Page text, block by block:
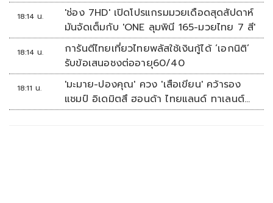
18:14 น.
'ช่อง 7HD' เปิดโปรแกรมมวยเดือดสุดสัปดาห์
มันจัดเต็มกับ 'ONE ลุมพินี 165-มวยไทย 7 สี'
18:14 น.
การันตีไทยเที่ยวไทยพลัสใช้เงินกู้ได้ ‘เอกนิติ’
รับข้อเสนอชงต่ออายุ60/40
18:11 น.
'มะมาย-ปองคุณ' ควง 'เสือเขียน' คว้ารอง
แชมป์ อิเดมิตสึ ฮอนด้า ไทยแลนด์ ทาเลนต์
คัพ สนาม 3